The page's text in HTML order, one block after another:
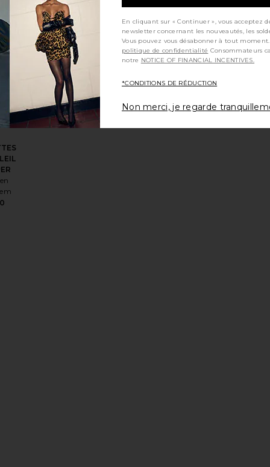
BOOK BOXHEAVEN
préférésLUNETTES DE SOLEIL RHYE
ajouter aux préférésLUNETTES DE SOLEIL VESPER
En cliquant sur « Continuer », vous acceptez
newsletter concernant les nouveautés, les
Vous pouvez vous désabonner à tout
politique de confidentialité
notre NOTICE OF FINANCIAL INCENTIVES.
*CONDITIONS DE RÉDUCTION
Non merci, je regarde